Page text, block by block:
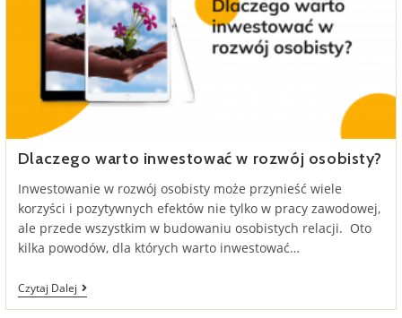
Dlaczego warto inwestować w rozwój osobisty?
Inwestowanie w rozwój osobisty może przynieść wiele
korzyści i pozytywnych efektów nie tylko w pracy zawodowej,
ale przede wszystkim w budowaniu osobistych relacji. Oto
kilka powodów, dla których warto inwestować…
Czytaj DalejDlaczego
Warto